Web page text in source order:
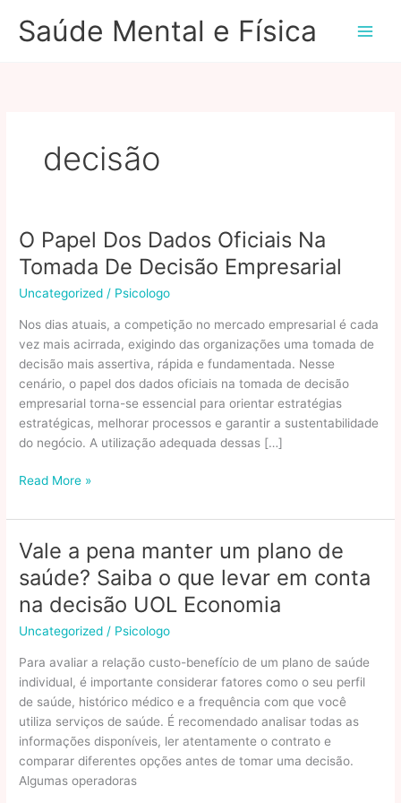
paraSaúde Mental e Física
decisão
O Papel Dos Dados Oficiais Na
Tomada De Decisão Empresarial
Uncategorized / Psicologo
Nos dias atuais, a competição no mercado empresarial é cada
vez mais acirrada, exigindo das organizações uma tomada de
decisão mais assertiva, rápida e fundamentada. Nesse
cenário, o papel dos dados oficiais na tomada de decisão
empresarial torna-se essencial para orientar estratégias
estratégicas, melhorar processos e garantir a sustentabilidade
do negócio. A utilização adequada dessas […]
O
Dos
Dados
Oficiais
Na
Tomada
Decisão
Empresarial
Read More »
Vale a pena manter um plano de
saúde? Saiba o que levar em conta
na decisão UOL Economia
Uncategorized / Psicologo
Para avaliar a relação custo-benefício de um plano de saúde
individual, é importante considerar fatores como o seu perfil
de saúde, histórico médico e a frequência com que você
utiliza serviços de saúde. É recomendado analisar todas as
informações disponíveis, ler atentamente o contrato e
comparar diferentes opções antes de tomar uma decisão.
Algumas operadoras